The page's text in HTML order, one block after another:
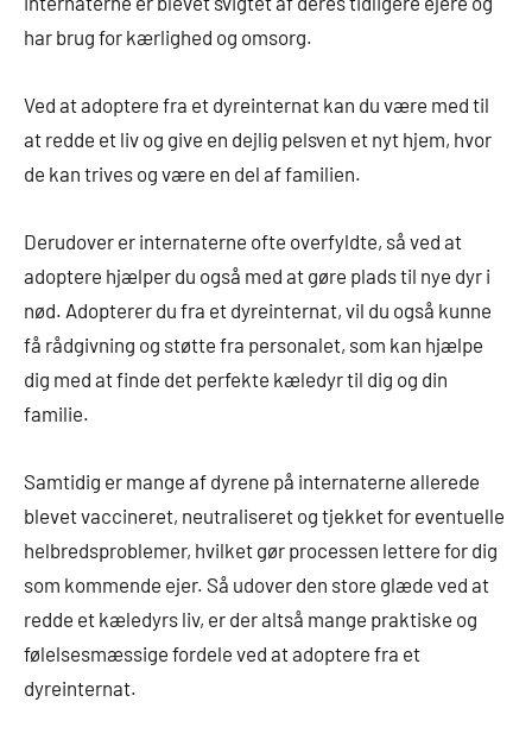
har brug for kærlighed og omsorg.
Ved at adoptere fra et dyreinternat kan du være med til
at redde et liv og give en dejlig pelsven et nyt hjem, hvor
de kan trives og være en del af familien.
Derudover er internaterne ofte overfyldte, så ved at
adoptere hjælper du også med at gøre plads til nye dyr i
nød. Adopterer du fra et dyreinternat, vil du også kunne
få rådgivning og støtte fra personalet, som kan hjælpe
dig med at finde det perfekte kæledyr til dig og din
familie.
Samtidig er mange af dyrene på internaterne allerede
blevet vaccineret, neutraliseret og tjekket for eventuelle
helbredsproblemer, hvilket gør processen lettere for dig
som kommende ejer. Så udover den store glæde ved at
redde et kæledyrs liv, er der altså mange praktiske og
følelsesmæssige fordele ved at adoptere fra et
dyreinternat.